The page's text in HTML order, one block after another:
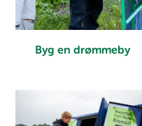
Byg en drømmeby